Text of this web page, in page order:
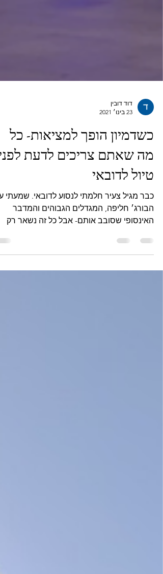
23 בינו׳ 2021
כשדמיון הופך למציאות- כל
מה שאתם צריכים לדעת
טיול לדובאי
כבר מגיל צעיר חלמתי לנסוע לדובאי. שמעתי
האינסופי שסובב אותם- אבל כל זה נשאר רק
בגדר חלום עד...